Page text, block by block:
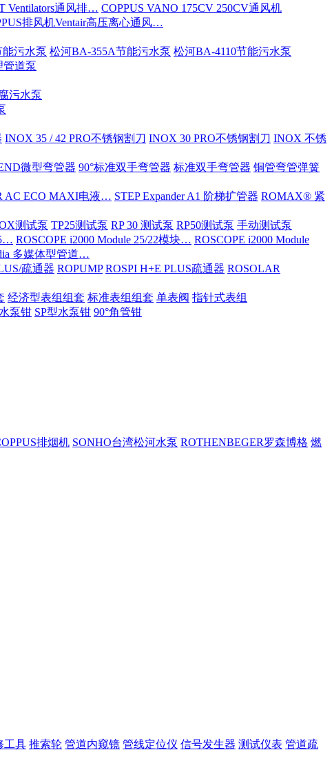
Ventilators通风排… COPPUS VANO 175CV 250CV通风机
排风机Ventair高压离心通风…
污水泵 松河BA-355A节能污水泵 松河BA-4110节能污水泵
管道泵
污水泵
INOX 35 / 42 PRO不锈钢割刀 INOX 30 PRO不锈钢割刀 INOX 不锈
微型弯管器 90°标准双手弯管器 标准双手弯管器 铜管弯管弹簧
AC ECO MAXI电液… STEP Expander A1 阶梯扩管器 ROMAX® 紧
测试泵 TP25测试泵 RP 30 测试泵 RP50测试泵 手动测试泵
ROSCOPE i2000 Module 25/22模块… ROSCOPE i2000 Module
多媒体型管道…
疏通器 ROPUMP ROSPI H+E PLUS疏通器 ROSOLAR
经济型表组组套 标准表组组套 单表阀 指针式表组
泵钳 SP型水泵钳 90°角管钳
排烟机 SONHO台湾松河水泵 ROTHENBEGER罗森博格 燃
工具 推索轮 管道内窥镜 管线定位仪 信号发生器 测试仪表 管道疏